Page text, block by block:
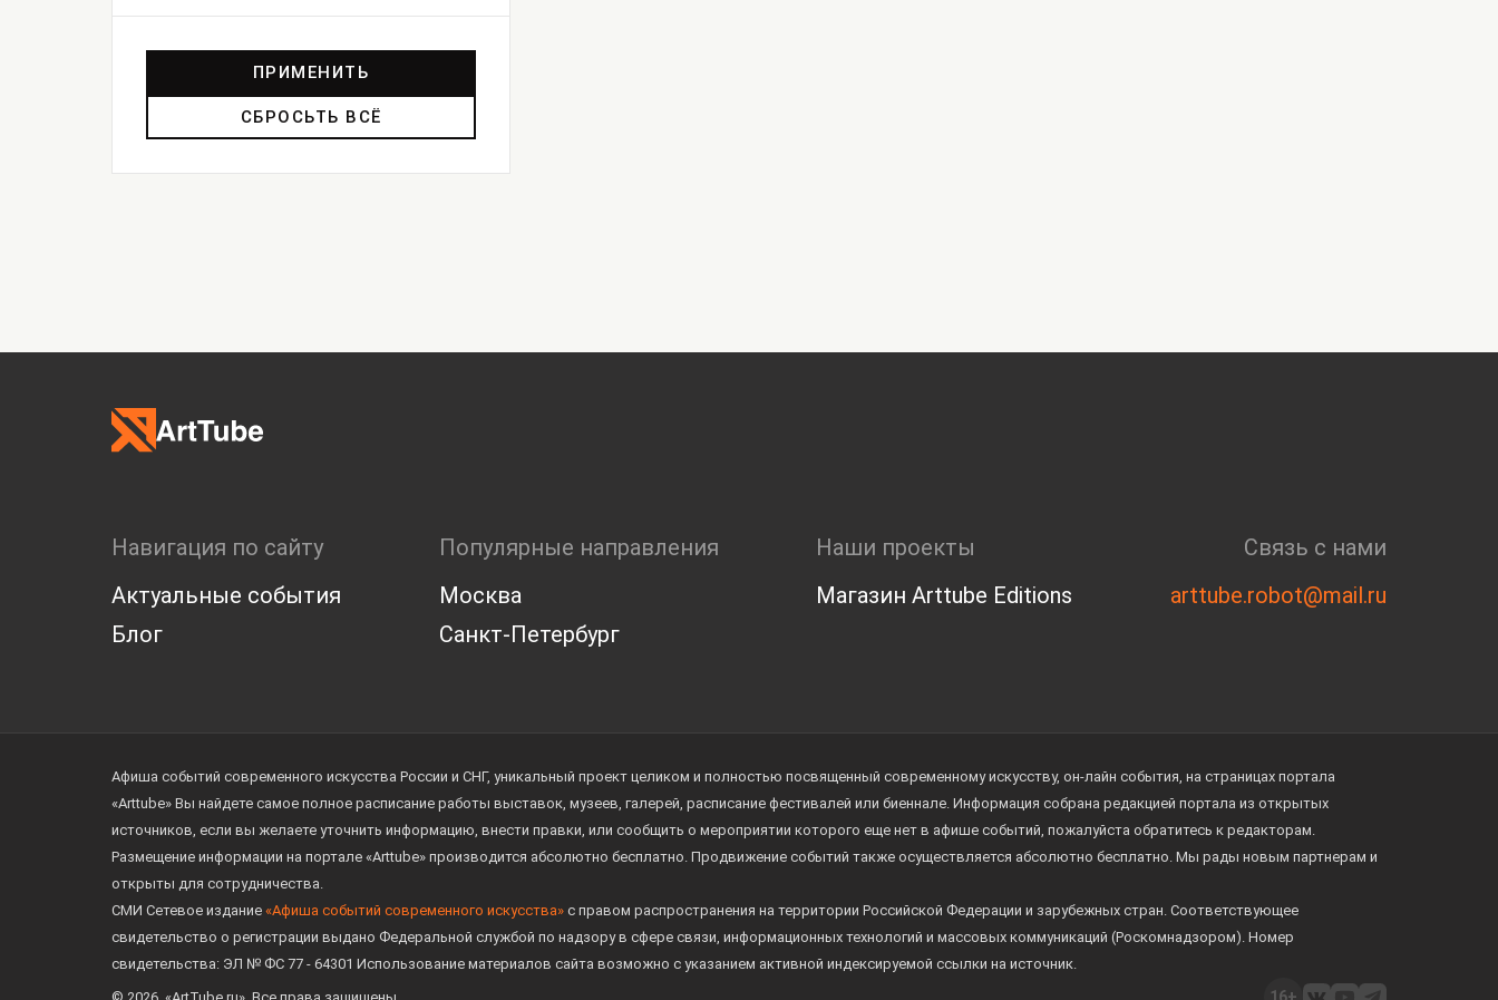
ПРИМЕНИТЬ
СБРОСЬТЬ ВСЁ
Навигация по сайту
Актуальные события
Блог
Популярные направления
Москва
Санкт-Петербург
Наши проекты
Магазин Arttube Editions
Связь с нами
arttube.robot@mail.ru
Афиша событий современного искусства России и СНГ, уникальный проект целиком и полностью посвященный современному искусству, он-лайн события, на страницах портала
«Arttube» Вы найдете самое полное расписание работы выставок, музеев, галерей, расписание фестивалей или биеннале. Информация собрана редакцией портала из открытых
источников, если вы желаете уточнить информацию, внести правки, или сообщить о мероприятии которого еще нет в афише событий, пожалуйста обратитесь к редакторам.
Размещение информации на портале «Arttube» производится абсолютно бесплатно. Продвижение событий также осуществляется абсолютно бесплатно. Мы рады новым партнерам и
открыты для сотрудничества.
СМИ Сетевое издание «Афиша событий современного искусства» с правом распространения на территории Российской Федерации и зарубежных стран. Соответствующее
свидетельство о регистрации выдано Федеральной службой по надзору в сфере связи, информационных технологий и массовых коммуникаций (Роскомнадзором). Номер
свидетельства: ЭЛ № ФС 77 - 64301 Использование материалов сайта возможно с указанием активной индексируемой ссылки на источник.
© 2026. «ArtTube.ru». Все права защищены.